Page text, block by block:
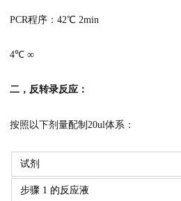
PCR程序：42℃ 2min
4℃ ∞
二，反转录反应：
按照以下剂量配制20ul体系：
试剂
步骤 1 的反应液